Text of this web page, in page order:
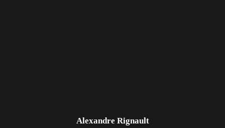
Alexandre Rignault